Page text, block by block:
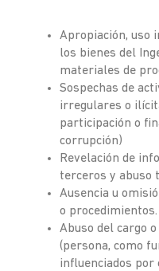
Apropiación, uso
los bienes del
materiales de
Sospechas de
irregulares o
participación o
corrupción)
Revelación de
terceros y abuso
Ausencia u
o procedimientos.
Abuso del cargo
(persona, como
influenciados por